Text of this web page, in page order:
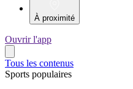
À proximité
Ouvrir l'app
Tous les contenus
Sports populaires